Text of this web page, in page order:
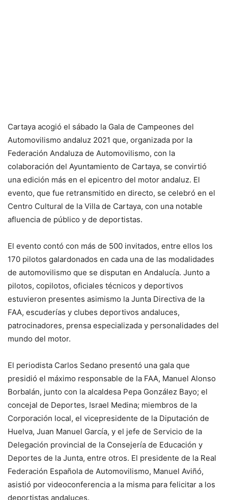
Cartaya acogió el sábado la Gala de Campeones del
Automovilismo andaluz 2021 que, organizada por la
Federación Andaluza de Automovilismo, con la
colaboración del Ayuntamiento de Cartaya, se convirtió
una edición más en el epicentro del motor andaluz. El
evento, que fue retransmitido en directo, se celebró en el
Centro Cultural de la Villa de Cartaya, con una notable
afluencia de público y de deportistas.
El evento contó con más de 500 invitados, entre ellos los
170 pilotos galardonados en cada una de las modalidades
de automovilismo que se disputan en Andalucía. Junto a
pilotos, copilotos, oficiales técnicos y deportivos
estuvieron presentes asimismo la Junta Directiva de la
FAA, escuderías y clubes deportivos andaluces,
patrocinadores, prensa especializada y personalidades del
mundo del motor.
El periodista Carlos Sedano presentó una gala que
presidió el máximo responsable de la FAA, Manuel Alonso
Borbalán, junto con la alcaldesa Pepa González Bayo; el
concejal de Deportes, Israel Medina; miembros de la
Corporación local, el vicepresidente de la Diputación de
Huelva, Juan Manuel García, y el jefe de Servicio de la
Delegación provincial de la Consejería de Educación y
Deportes de la Junta, entre otros. El presidente de la Real
Federación Española de Automovilismo, Manuel Aviñó,
asistió por videoconferencia a la misma para felicitar a los
deportistas andaluces.